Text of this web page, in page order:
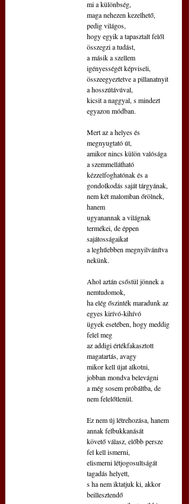
mi a különbség,
maga nehezen kezelhető,
pedig világos,
hogy egyik a tapasztalt felől
összegzi a tudást,
a másik a szellem
igényességét képviseli,
összeegyeztetve a pillanatnyit
a hosszútávúval,
kicsit a naggyal, s mindezt
egyazon módban.
Mert az a helyes és
megnyugtató út,
amikor nincs külön valósága
a szemmellátható
kézzelfoghatónak és a
gondolkodás saját tárgyának,
nem két malomban őrölnek,
hanem
ugyanannak a világnak
termékei, de éppen
sajátosságaikat
a leghűebben megnyilvánítva
nekünk.
Ahol aztán csőstül jönnek a
nemtudomok,
ha elég őszinték maradunk az
egyes kirívó-kihívó
ügyek esetében, hogy meddig
felel meg
az addigi értékfakasztott
magatartás, avagy
mikor kell újat alkotni,
jobban mondva belevágni
a még sosem próbáltba, de
nem felelőtlenül.
Ez nem új létrehozása, hanem
annak felbukkanását
követő válasz, előbb persze
fel kell ismerni,
elismerni létjogosultságát
tagadás helyett,
s ha nem iktatjuk ki, akkor
beillesztendő